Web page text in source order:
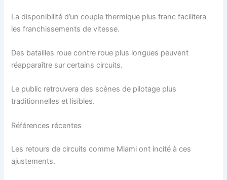
La disponibilité d’un couple thermique plus franc facilitera
les franchissements de vitesse.
Des batailles roue contre roue plus longues peuvent
réapparaître sur certains circuits.
Le public retrouvera des scènes de pilotage plus
traditionnelles et lisibles.
Références récentes
Les retours de circuits comme Miami ont incité à ces
ajustements.